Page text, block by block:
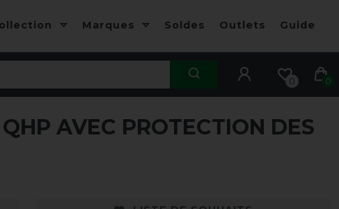
Marques Soldes Outlets Guide
0 0
AVEC PROTECTION DES